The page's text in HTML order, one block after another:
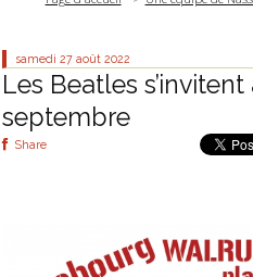
samedi 27 août 2022
Les Beatles
septembre
Share